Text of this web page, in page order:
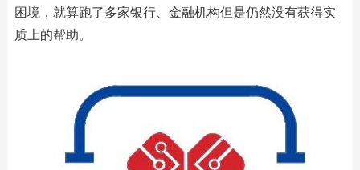
困境，就算跑了多家银行、金融机构但是仍然没有获得实
质上的帮助。